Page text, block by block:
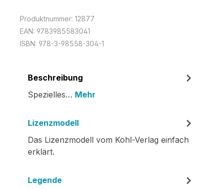
Produktnummer: 12877
EAN: 9783985583041
ISBN: 978-3-98558-304-1
Beschreibung
Spezielles… Mehr
Lizenzmodell
Das Lizenzmodell vom Kohl-Verlag einfach
erklärt.
Legende